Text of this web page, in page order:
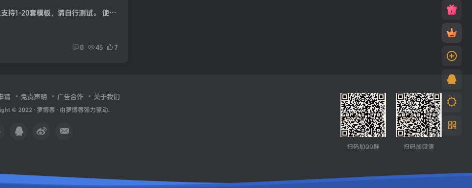
首页显示资讯该代码理论上支持1-20套模板，请自行测试。 使用教程 1、下载好下面的html文件上传到template/stui_tpl/html/index目录下 2、打开同目录下的index.html文件，进行引入资讯html。 3...
0 45 7
请 免责声明 广告合作 关于我们
© 2022 · 罗博客 · 由罗博客强力驱动.
扫码加QQ群 扫码加微信